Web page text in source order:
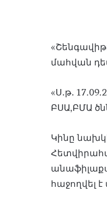
մահվան
«Ս․թ․
ԲՍԱ,ԲՄԱ
Կինը
հաջողվել է